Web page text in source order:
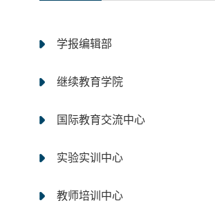
学报编辑部
继续教育学院
国际教育交流中心
实验实训中心
教师培训中心